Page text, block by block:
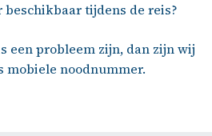
tijdens de reis?
een probleem zijn, dan zijn wij
mobiele noodnummer.